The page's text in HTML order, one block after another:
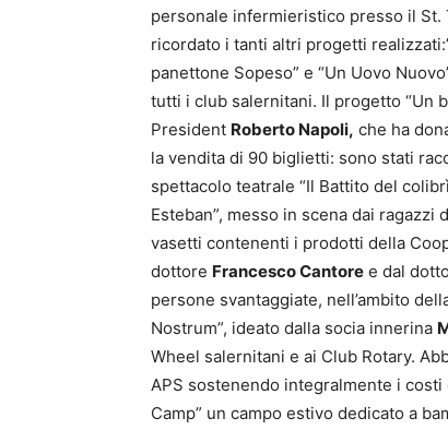
personale infermieristico presso il
ricordato i tanti altri progetti
panettone Sopeso” e “Un Uovo
tutti i club salernitani. Il progetto “Un
President Roberto Napoli, che ha
la vendita di 90 biglietti: sono stati
spettacolo teatrale “Il Battito del
Esteban”, messo in scena dai ragazzi
vasetti contenenti i prodotti della
dottore Francesco Cantore e dal
persone svantaggiate, nell’ambito
Nostrum”, ideato dalla socia innerina
Wheel salernitani e ai Club Rotary.
APS sostenendo integralmente i
Camp” un campo estivo dedicato a